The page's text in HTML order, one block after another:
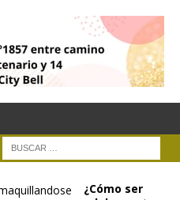
¿Cómo ser